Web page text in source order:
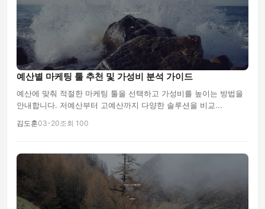
예산별 마케팅 툴 추천 및 가성비 분석 가이드
예산에 맞춰 적절한 마케팅 툴을 선택하고 가성비를 높이는 방법을
안내합니다. 저예산부터 고예산까지 다양한 솔루션을 비교...
김도훈03-20조회 100